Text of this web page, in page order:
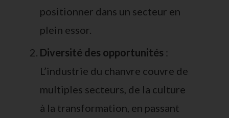
positionner dans un secteur en
plein essor.
Diversité des opportunités :
L’industrie du chanvre couvre de
multiples secteurs, de la culture
à la transformation, en passant